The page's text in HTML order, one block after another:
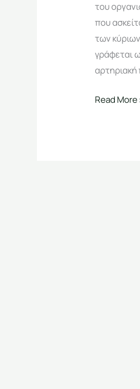
του
που
των
γράφεται
Read More